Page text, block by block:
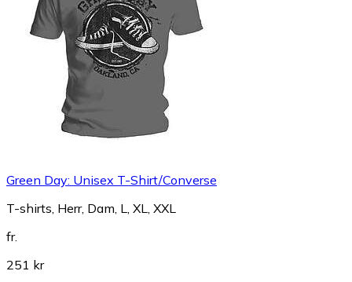
Green Day: Unisex T-Shirt/Converse
T-shirts, Herr, Dam, L, XL, XXL
fr.
251 kr